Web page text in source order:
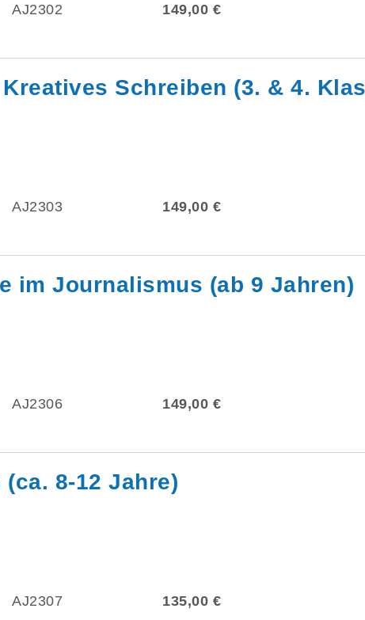
AJ2302 149,00 €
Schreiben (3. & 4.
AJ2303 149,00 €
im Journalismus (ab 9 Jahren)
AJ2306 149,00 €
8-12 Jahre)
AJ2307 135,00 €